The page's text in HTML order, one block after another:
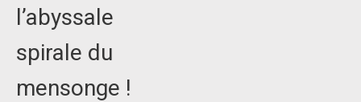
l’abyssale
spirale du
mensonge !